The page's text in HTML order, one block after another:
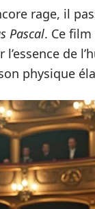
rage, il
Pascal. Ce
de
physique